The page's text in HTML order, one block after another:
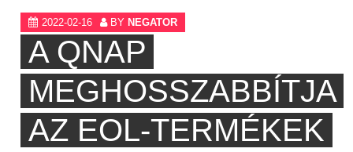
2022-02-16 BY NEGATOR
A QNAP
MEGHOSSZABBÍTJA
AZ EOL-TERMÉKEK